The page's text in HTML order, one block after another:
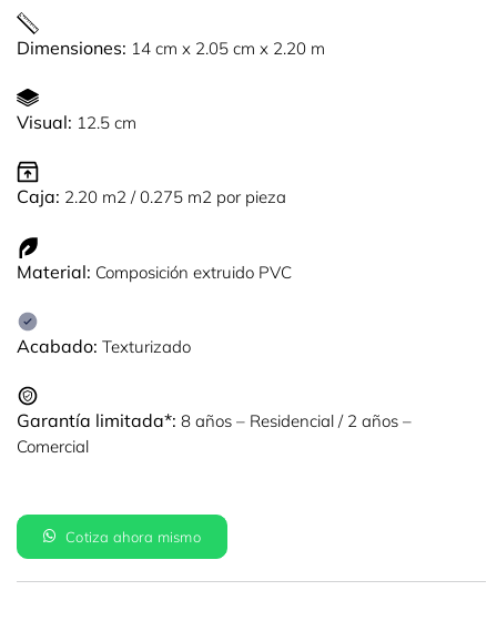
Dimensiones: 14 cm x 2.05 cm x 2.20 m
Visual: 12.5 cm
Caja: 2.20 m2 / 0.275 m2 por pieza
Material: Composición extruido PVC
Acabado: Texturizado
Garantía limitada*: 8 años – Residencial / 2 años –
Comercial
Cotiza ahora mismo